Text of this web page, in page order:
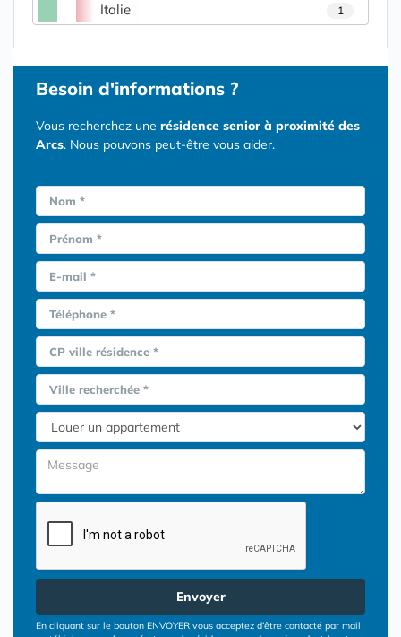
Italie 1
Besoin d'informations ?
Vous recherchez une résidence senior à proximité des
Arcs. Nous pouvons peut-être vous aider.
Nom *
Prénom *
E-mail *
Téléphone *
CP ville résidence *
Ville recherchée *
Envoyer
En cliquant sur le bouton ENVOYER vous acceptez d’être contacté par mail